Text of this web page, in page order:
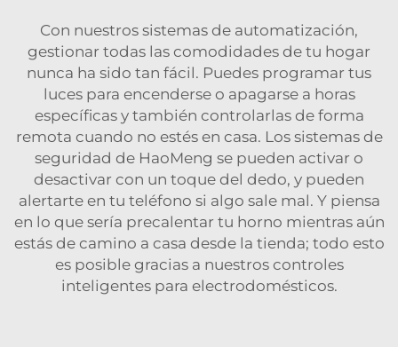
Con nuestros sistemas de automatización,
gestionar todas las comodidades de tu hogar
nunca ha sido tan fácil. Puedes programar tus
luces para encenderse o apagarse a horas
específicas y también controlarlas de forma
remota cuando no estés en casa. Los sistemas de
seguridad de HaoMeng se pueden activar o
desactivar con un toque del dedo, y pueden
alertarte en tu teléfono si algo sale mal. Y piensa
en lo que sería precalentar tu horno mientras aún
estás de camino a casa desde la tienda; todo esto
es posible gracias a nuestros controles
inteligentes para electrodomésticos.